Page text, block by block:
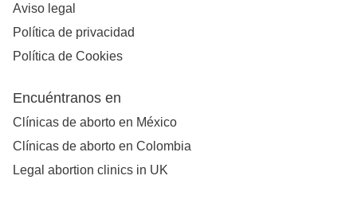
Aviso legal
Política de privacidad
Política de Cookies
Encuéntranos en
Clínicas de aborto en México
Clínicas de aborto en Colombia
Legal abortion clinics in UK